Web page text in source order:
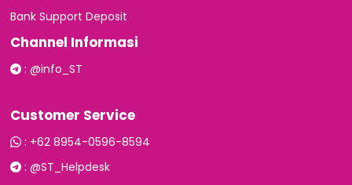
Bank Support Deposit
Channel Informasi
: @info_ST
Customer Service
: +62 8954-0596-8594
: @ST_Helpdesk